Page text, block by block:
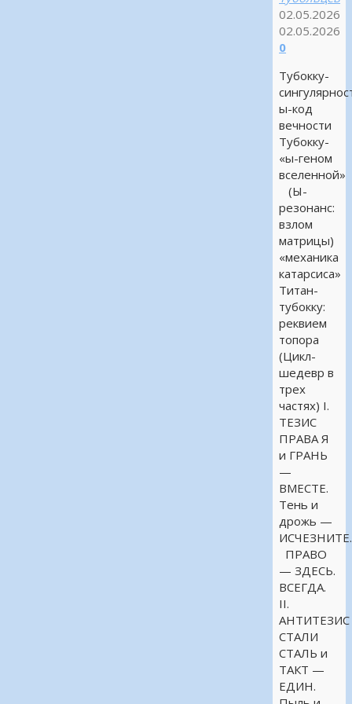
02.05.2026
02.05.2026
0
Тубокку-
ы-код
вечности
Тубокку-
«ы-геном
вселенной»
(Ы-
резонанс:
взлом
матрицы)
«механика
катарсиса»
Титан-
тубокку:
реквием
топора
(Цикл-
шедевр в
трех
частях) I.
ТЕЗИС
ПРАВА Я
и ГРАНЬ
—
ВМЕСТЕ.
Тень и
дрожь —
ИСЧЕЗНИТЕ.
ПРАВО
— ЗДЕСЬ.
ВСЕГДА.
II.
АНТИТЕЗИС
СТАЛИ
СТАЛЬ и
ТАКТ —
ЕДИН.